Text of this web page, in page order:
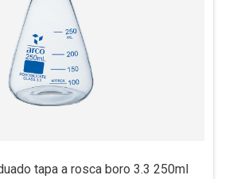
tapa a rosca boro 3.3 250ml